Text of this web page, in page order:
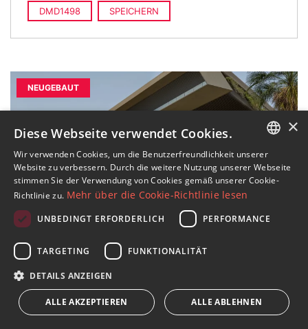
DMD1498 SPEICHERN
NEUGEBAUT
Estepona Stadt, Gebäude im
zeitgenössischen Design mit 32
Luxuswohnungen in Estepona
ENGLISH
SPANISH
×
Diese Webseite verwendet Cookies.
Wir verwenden Cookies, um die Benutzerfreundlichkeit unserer
Website zu verbessern. Durch die weitere Nutzung unserer Webseite
stimmen Sie der Verwendung von Cookies gemäß unserer Cookie-
Richtlinie zu. Mehr über die Cookie-Richtlinie lesen
UNBEDINGT ERFORDERLICH PERFORMANCE
TARGETING FUNKTIONALITÄT
DETAILS ANZEIGEN
ALLE AKZEPTIEREN ALLE ABLEHNEN